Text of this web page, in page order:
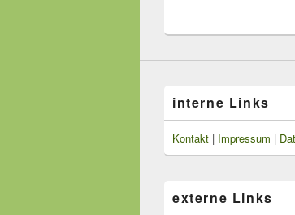
interne Links
Kontakt | Impressum |
externe Links